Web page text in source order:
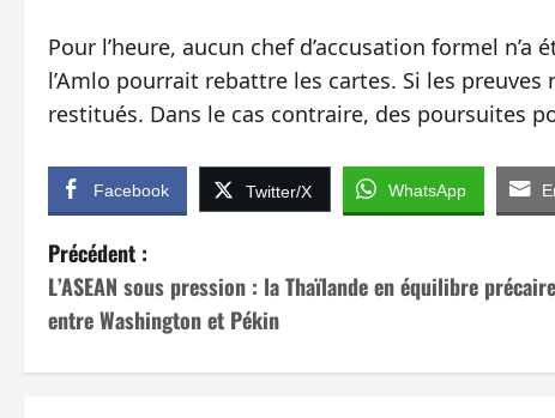
Pour l’heure, aucun chef d’accusation formel
l’Amlo pourrait rebattre les cartes. Si les
restitués. Dans le cas contraire, des poursuites
Facebook Twitter/X WhatsApp
N
a
v
Précédent :
L’ASEAN sous pression : la Thaïlande en équilibre précaire
entre Washington et Pékin